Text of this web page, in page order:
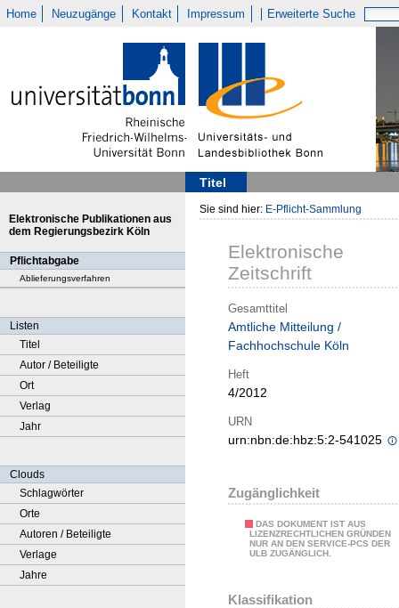
Home Neuzugänge Kontakt Impressum Erweiterte Suche
Titel
Elektronische Publikationen aus
dem Regierungsbezirk Köln
Pflichtabgabe
Ablieferungsverfahren
Listen
Titel
Autor / Beteiligte
Ort
Verlag
Jahr
Clouds
Schlagwörter
Orte
Autoren / Beteiligte
Verlage
Jahre
Sie sind hier: E-Pflicht-Sammlung
Elektronische
Zeitschrift
Gesamttitel
Amtliche Mitteilung /
Fachhochschule Köln
Heft
4/2012
URN
urn:nbn:de:hbz:5:2-541025
Zugänglichkeit
DAS DOKUMENT IST AUS
LIZENZRECHTLICHEN GRÜNDEN
NUR AN DEN SERVICE-PCS DER
ULB ZUGÄNGLICH.
Klassifikation